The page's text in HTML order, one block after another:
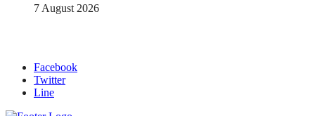
7 August 2026
Facebook
Twitter
Line